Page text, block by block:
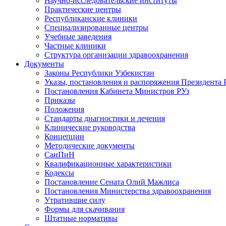
Практические центры
Республиканские клиники
Специализированные центры
Учебные заведения
Частные клиники
Структура организации здравоохранения
Документы
Законы Республики Узбекистан
Указы, постановления и распоряжения Президента
Постановления Кабинета Министров РУз
Приказы
Положения
Стандарты диагностики и лечения
Клинические руководства
Концепции
Методические документы
СанПиН
Квалификационные характеристики
Кодексы
Постановление Сената Олий Мажлиса
Постановления Министерства здравоохранения
Утратившие силу
Формы для скачивания
Штатные нормативы